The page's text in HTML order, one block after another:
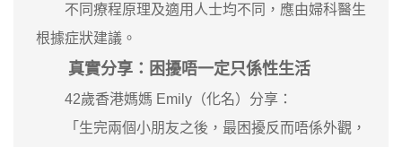
不同療程原理及適用人士均不同，應由婦科醫生
根據症狀建議。
真實分享：困擾唔一定只係性生活
42歲香港媽媽 Emily（化名）分享：
「生完兩個小朋友之後，最困擾反而唔係外觀，